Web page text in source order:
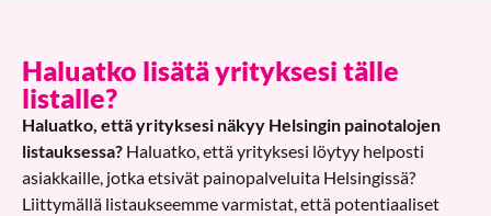
Haluatko lisätä yrityksesi tälle
listalle?
Haluatko, että yrityksesi näkyy Helsingin painotalojen
listauksessa? Haluatko, että yrityksesi löytyy helposti
asiakkaille, jotka etsivät painopalveluita Helsingissä?
Liittymällä listaukseemme varmistat, että potentiaaliset